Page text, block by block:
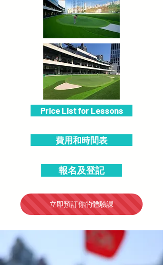
Price List for Lessons
費用和時間表
報名及登記
立即預訂你的體驗課